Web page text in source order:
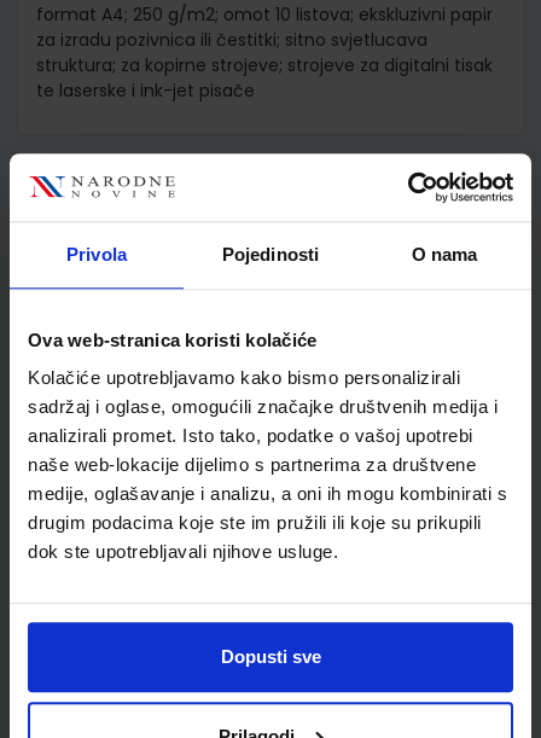
Privola Pojedinosti O nama
Ova web-stranica koristi kolačiće
Kolačiće upotrebljavamo kako bismo personalizirali
sadržaj i oglase, omogućili značajke društvenih medija i
analizirali promet. Isto tako, podatke o vašoj upotrebi
naše web-lokacije dijelimo s partnerima za društvene
medije, oglašavanje i analizu, a oni ih mogu kombinirati s
drugim podacima koje ste im pružili ili koje su prikupili
dok ste upotrebljavali njihove usluge.
Dopusti sve
format A4; 250 g/m2; omot 10 listova; ekskluzivni papir
za izradu pozivnica ili čestitki; sitno svjetlucava
struktura; za kopirne strojeve; strojeve za digitalni tisak
te laserske i ink-jet pisače
Detalji proizvoda
Šifra proizvoda
935364
proizvodima i uslugama, akcijama i drugim
pogodnostima